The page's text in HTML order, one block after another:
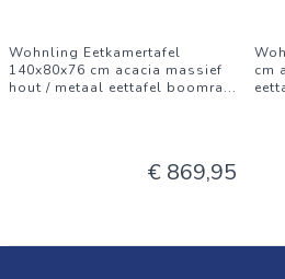
Wohnling Eetkamertafel
140x80x76 cm acacia massief
hout / metaal eettafel boomra...
€ 869,95
cm